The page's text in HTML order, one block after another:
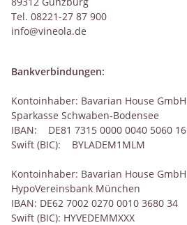
Tel. 08221-27 87 900
info@vineola.de
Bankverbindungen:
Kontoinhaber: Bavarian House GmbH
Sparkasse Schwaben-Bodensee
IBAN: DE81 7315 0000 0040 5060 16
Swift (BIC): BYLADEM1MLM
Kontoinhaber: Bavarian House GmbH
HypoVereinsbank München
IBAN: DE62 7002 0270 0010 3680 34
Swift (BIC): HYVEDEMMXXX